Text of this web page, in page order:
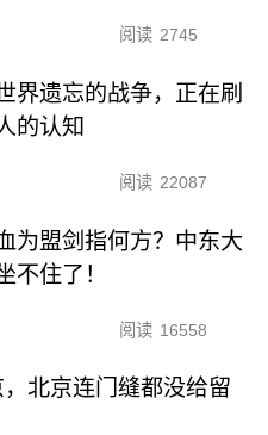
阅读 2745
界遗忘的战争，正在刷
的认知
阅读 22087
为盟剑指何方？中东大
不住了！
阅读 16558
北京连门缝都没给留